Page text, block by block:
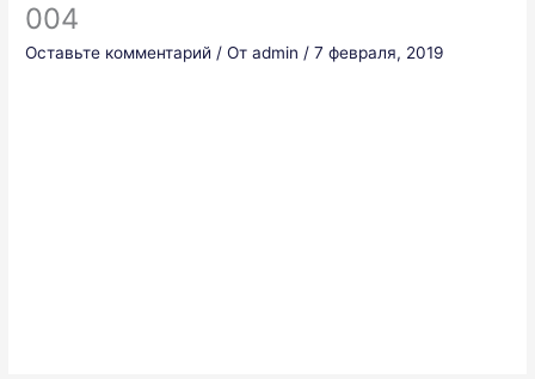
004
Оставьте комментарий / Отadmin/7 февраля, 2019